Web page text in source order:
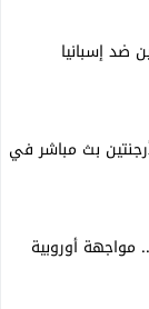
ضد إسبانيا
بث مباشر في
مواجهة أوروبية